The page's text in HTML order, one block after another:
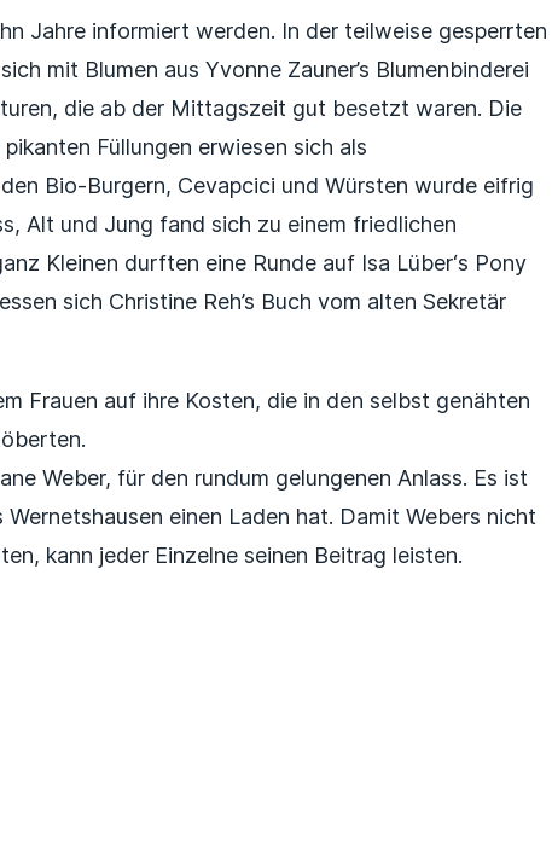
Jahre informiert werden. In der teilweise gesperrten
mit Blumen aus Yvonne Zauner’s Blumenbinderei
die ab der Mittagszeit gut besetzt waren. Die
Füllungen erwiesen sich als
Bio-Burgern, Cevapcici und Würsten wurde eifrig
Alt und Jung fand sich zu einem friedlichen
Kleinen durften eine Runde auf Isa Lüber‘s Pony
sich Christine Reh’s Buch vom alten Sekretär
Frauen auf ihre Kosten, die in den selbst genähten
Weber, für den rundum gelungenen Anlass. Es ist
einen Laden hat. Damit Webers nicht
kann jeder Einzelne seinen Beitrag leisten.